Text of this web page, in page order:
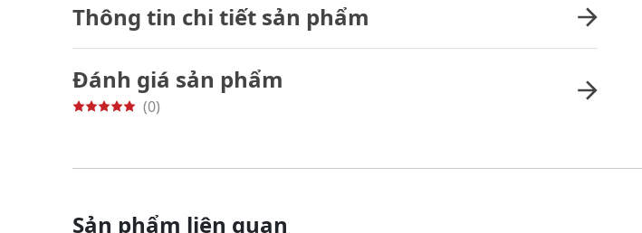
Thông tin chi tiết sản phẩm
Đánh giá sản phẩm
(0)
Sản phẩm liên quan